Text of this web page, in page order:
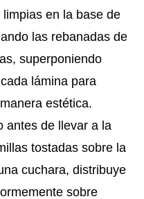
en la base de
las rebanadas de
superponiendo
lámina para
estética.
antes de llevar a la
tostadas sobre la
cuchara, distribuye
sobre